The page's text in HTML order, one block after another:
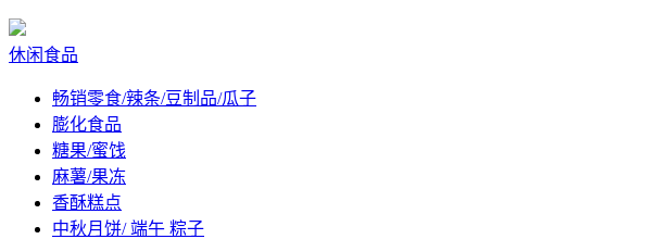
休闲食品
畅销零食/辣条/豆制品/瓜子
膨化食品
糖果/蜜饯
麻薯/果冻
香酥糕点
中秋月饼/ 端午 粽子